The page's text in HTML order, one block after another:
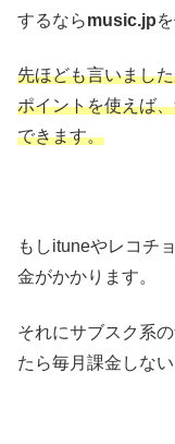
するならmusic.jp
先ほども言いまし
ポイントを使えば
できます。
もしituneやレコチ
金がかかります。
それにサブスク系
たら毎月課金しな